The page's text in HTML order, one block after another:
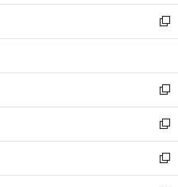
開
く
ウ
で
開
ン
ド
ウ
開
く
ウ
ィ
ン
ウ
で
開
く
し
い
ウ
ン
ド
ウ
で
開
く
新
し
ウ
ィ
ン
ド
ウ
で
開
新
し
い
ウ
ィ
ン
新
し
い
ウ
新
し